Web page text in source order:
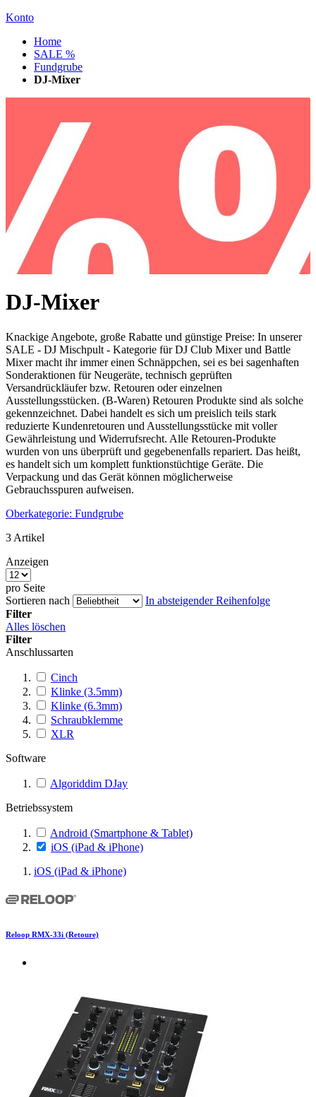
Konto
Home
SALE %
Fundgrube
DJ-Mixer
DJ-Mixer
Knackige Angebote, große Rabatte und günstige Preise: In unserer
SALE - DJ Mischpult - Kategorie für DJ Club Mixer und Battle
Mixer macht ihr immer einen Schnäppchen, sei es bei sagenhaften
Sonderaktionen für Neugeräte, technisch geprüften
Versandrückläufer bzw. Retouren oder einzelnen
Ausstellungsstücken. (B-Waren) Retouren Produkte sind als solche
gekennzeichnet. Dabei handelt es sich um preislich teils stark
reduzierte Kundenretouren und Ausstellungsstücke mit voller
Gewährleistung und Widerrufsrecht. Alle Retouren-Produkte
wurden von uns überprüft und gegebenenfalls repariert. Das heißt,
es handelt sich um komplett funktionstüchtige Geräte. Die
Verpackung und das Gerät können möglicherweise
Gebrauchsspuren aufweisen.
Oberkategorie: Fundgrube
3 Artikel
Anzeigen
pro Seite
Sortieren nach
In absteigender Reihenfolge
Filter
Alles löschen
Filter
Anschlussarten
Cinch
Klinke (3.5mm)
Klinke (6.3mm)
Schraubklemme
XLR
Software
Algoriddim DJay
Betriebssystem
Android (Smartphone & Tablet)
iOS (iPad & iPhone)
iOS (iPad & iPhone)
Reloop RMX-33i (Retoure)